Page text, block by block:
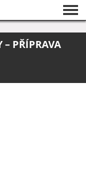
– PŘÍPRAVA